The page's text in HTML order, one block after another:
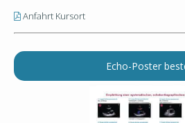
Anfahrt Kursort
Echo-Poster